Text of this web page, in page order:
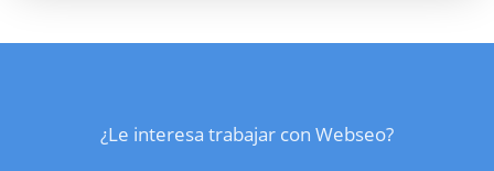
¿Le interesa trabajar con Webseo?